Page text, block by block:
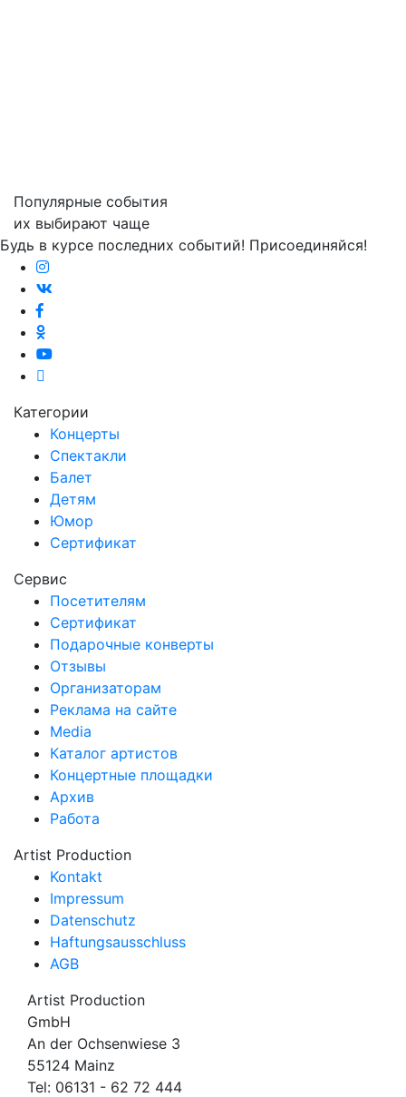
Популярные события
их выбирают чаще
Будь в курсе последних событий! Присоединяйся!
Категории
Концерты
Спектакли
Балет
Детям
Юмор
Сертификат
Сервис
Посетителям
Сертификат
Подарочные конверты
Отзывы
Организаторам
Реклама на сайте
Media
Каталог артистов
Концертные площадки
Архив
Работа
Artist Production
Kontakt
Impressum
Datenschutz
Haftungsausschluss
AGB
Artist Production
GmbH
An der Ochsenwiese 3
55124 Mainz
Tel: 06131 - 62 72 444